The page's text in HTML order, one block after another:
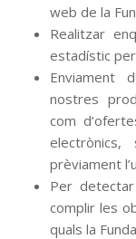
web de la
Realitzar
estadístic
Enviament
nostres
com
prèviament
Per
complir les
quals la